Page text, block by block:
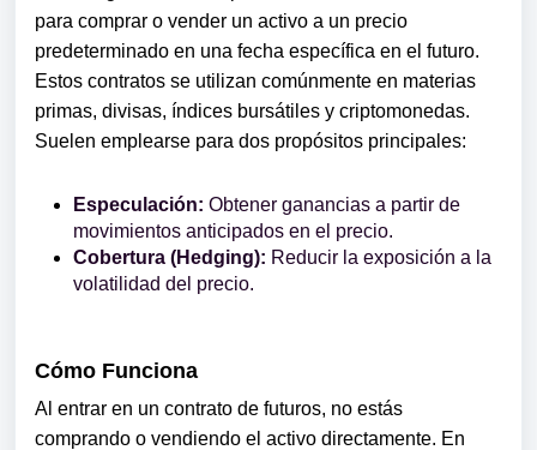
para comprar o vender un activo a un precio
predeterminado en una fecha específica en el futuro.
Estos contratos se utilizan comúnmente en materias
primas, divisas, índices bursátiles y criptomonedas.
Suelen emplearse para dos propósitos principales:
Especulación: Obtener ganancias a partir de
movimientos anticipados en el precio.
Cobertura (Hedging): Reducir la exposición a la
volatilidad del precio.
Cómo Funciona
Al entrar en un contrato de futuros, no estás
comprando o vendiendo el activo directamente. En